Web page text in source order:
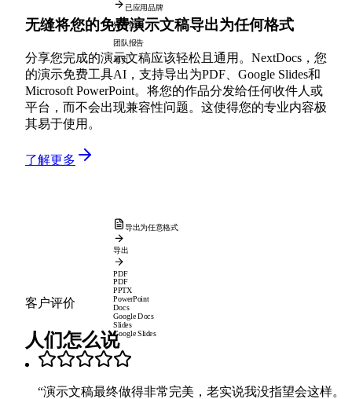
已应用品牌
销售提案
团队报告
单页
无缝将您的免费演示文稿导出为任何格式
分享您完成的演示文稿应该轻松且通用。NextDocs，您
的演示免费工具AI，支持导出为PDF、Google Slides和
Microsoft PowerPoint。将您的作品分发给任何收件人或
平台，而不会出现兼容性问题。这使得您的专业内容极
其易于使用。
了解更多
导出为任意格式
导出
PDF
PDF
PPTX
PowerPoint
Docs
Google Docs
Slides
Google Slides
客户评价
人们怎么说
“演示文稿最终做得非常完美，老实说我没指望会这样。